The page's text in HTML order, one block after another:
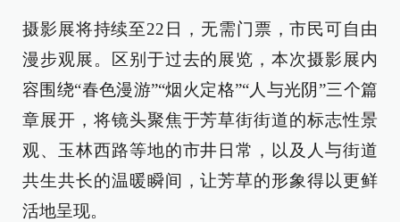
摄影展将持续至22日，无需门票，市民可自由
漫步观展。区别于过去的展览，本次摄影展内
容围绕“春色漫游”“烟火定格”“人与光阴”三个篇
章展开，将镜头聚焦于芳草街街道的标志性景
观、玉林西路等地的市井日常，以及人与街道
共生共长的温暖瞬间，让芳草的形象得以更鲜
活地呈现。